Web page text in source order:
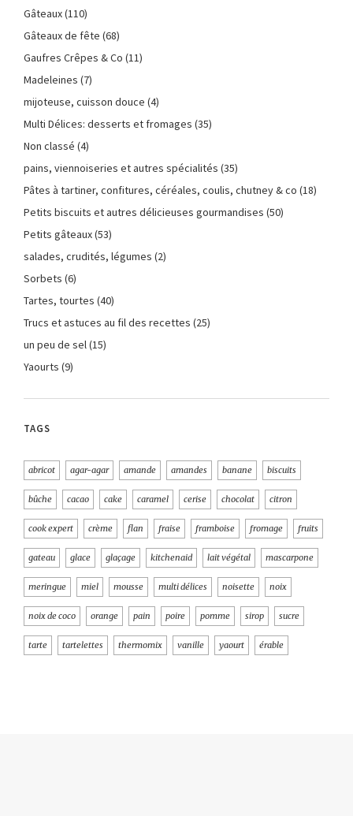
Gâteaux(110)
Gâteaux de fête (68)
Gaufres Crêpes & Co (11)
Madeleines (7)
mijoteuse, cuisson douce (4)
Multi Délices: desserts et fromages (35)
Non classé (4)
pains, viennoiseries et autres spécialités (35)
Pâtes à tartiner, confitures, céréales, coulis, chutney & co (18)
Petits biscuits et autres délicieuses gourmandises (50)
Petits gâteaux(53)
salades, crudités, légumes (2)
Sorbets (6)
Tartes, tourtes (40)
Trucs et astuces au fil des recettes (25)
un peu de sel(15)
Yaourts (9)
TAGS
abricot agar-agar amande amandes banane biscuits
bûche cacao cake caramel cerise chocolat citron
cook expert crème flan fraise framboise fromage fruits
gateau glace glaçage kitchenaid lait végétal mascarpone
meringue miel mousse multi délices noisette noix
noix de coco orange pain poire pomme sirop sucre
tarte tartelettes thermomix vanille yaourt érable